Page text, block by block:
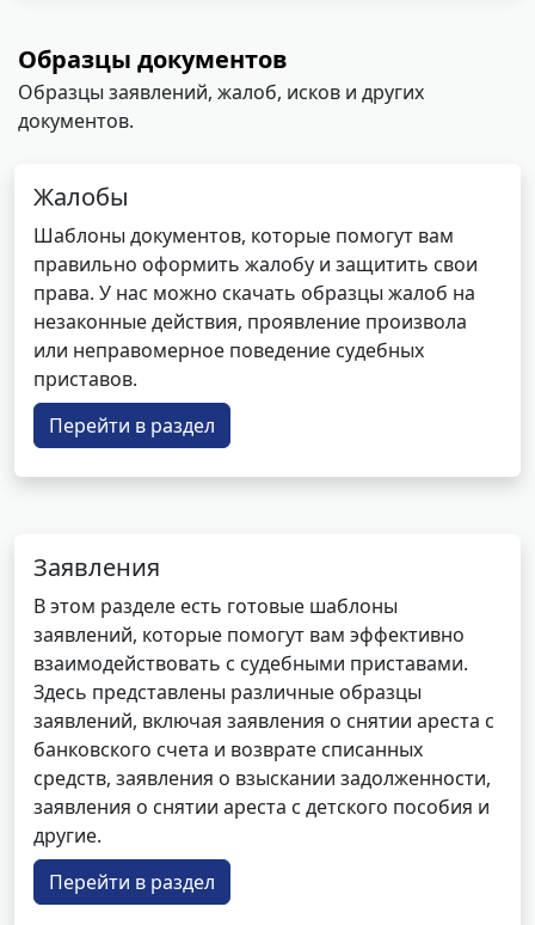
Образцы документов
Образцы заявлений, жалоб, исков и других
документов.
Жалобы
Шаблоны документов, которые помогут вам
правильно оформить жалобу и защитить свои
права. У нас можно скачать образцы жалоб на
незаконные действия, проявление произвола
или неправомерное поведение судебных
приставов.
Перейти в раздел
Заявления
В этом разделе есть готовые шаблоны
заявлений, которые помогут вам эффективно
взаимодействовать с судебными приставами.
Здесь представлены различные образцы
заявлений, включая заявления о снятии ареста с
банковского счета и возврате списанных
средств, заявления о взыскании задолженности,
заявления о снятии ареста с детского пособия и
другие.
Перейти в раздел